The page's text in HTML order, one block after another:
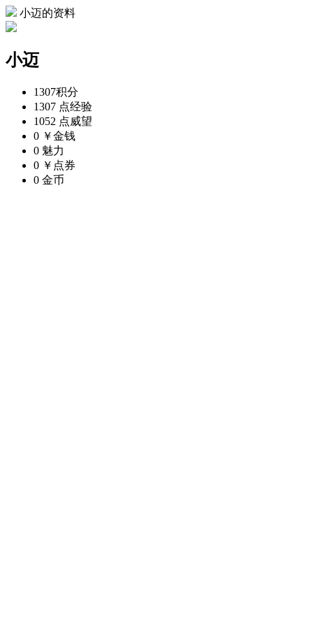
小迈的资料
小迈
1307积分
1307 点经验
1052 点威望
0 ￥金钱
0 魅力
0 ￥ 点券
0 金币